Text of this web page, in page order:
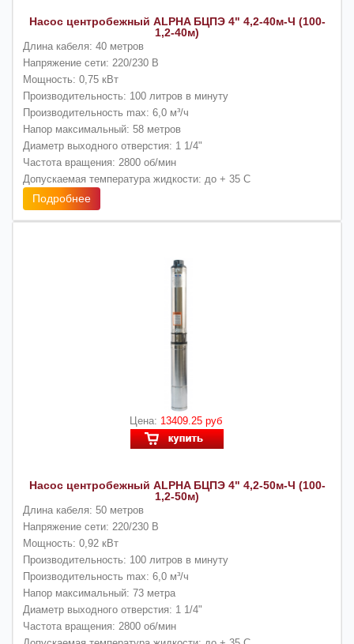
Насос центробежный ALPHA БЦПЭ 4" 4,2-40м-Ч (100-
1,2-40м)
Длина кабеля: 40 метров
Напряжение сети: 220/230 В
Мощность: 0,75 кВт
Производительность: 100 литров в минуту
Производительность max: 6,0 м³/ч
Напор максимальный: 58 метров
Диаметр выходного отверстия: 1 1/4"
Частота вращения: 2800 об/мин
Допускаемая температура жидкости: до + 35 С
Подробнее
Цена: 13409.25 руб
Насос центробежный ALPHA БЦПЭ 4" 4,2-50м-Ч (100-
1,2-50м)
Длина кабеля: 50 метров
Напряжение сети: 220/230 В
Мощность: 0,92 кВт
Производительность: 100 литров в минуту
Производительность max: 6,0 м³/ч
Напор максимальный: 73 метра
Диаметр выходного отверстия: 1 1/4"
Частота вращения: 2800 об/мин